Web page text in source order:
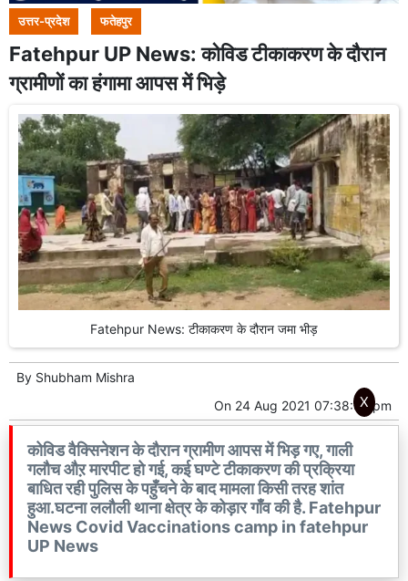
उत्तर-प्रदेश फतेहपुर
Fatehpur UP News: कोविड टीकाकरण के दौरान
ग्रामीणों का हंगामा आपस में भिड़े
Fatehpur News: टीकाकरण के दौरान जमा भीड़
By Shubham Mishra
On 24 Aug 2021 07:38:57 pm
कोविड वैक्सिनेशन के दौरान ग्रामीण आपस में भिड़ गए, गाली
गलौच औऱ मारपीट हो गई, कई घण्टे टीकाकरण की प्रक्रिया
बाधित रही पुलिस के पहुँचने के बाद मामला किसी तरह शांत
हुआ.घटना ललौली थाना क्षेत्र के कोड़ार गाँव की है. Fatehpur
News Covid Vaccinations camp in fatehpur
UP News
X